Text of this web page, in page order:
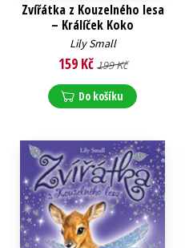
Zvířátka z Kouzelného lesa
– Králíček Koko
Lily Small
159 Kč 199 Kč
Do košíku